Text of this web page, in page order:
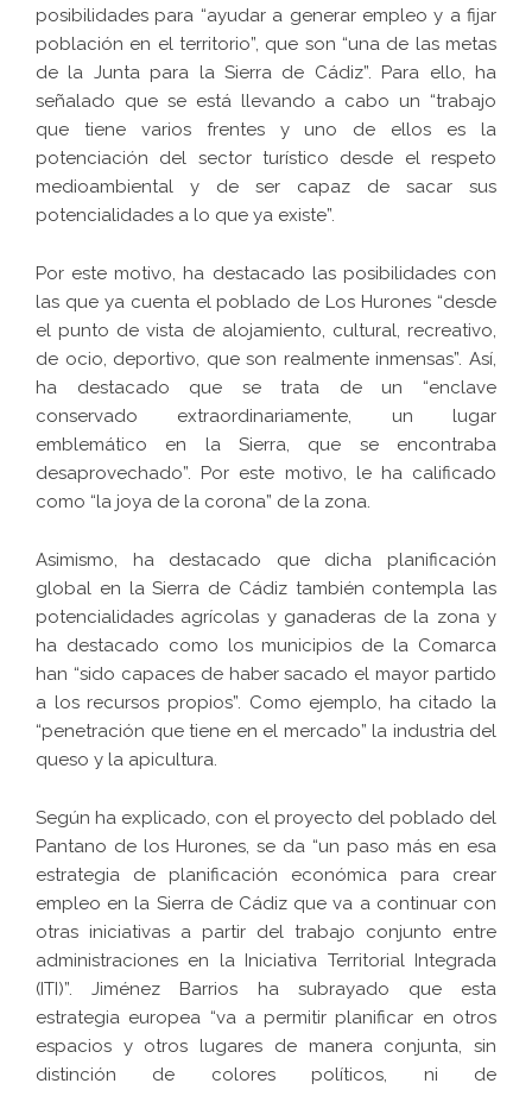
posibilidades para “ayudar a generar empleo y a fijar
población en el territorio”, que son “una de las metas
de la Junta para la Sierra de Cádiz”. Para ello, ha
señalado que se está llevando a cabo un “trabajo
que tiene varios frentes y uno de ellos es la
potenciación del sector turístico desde el respeto
medioambiental y de ser capaz de sacar sus
potencialidades a lo que ya existe”.
Por este motivo, ha destacado las posibilidades con
las que ya cuenta el poblado de Los Hurones “desde
el punto de vista de alojamiento, cultural, recreativo,
de ocio, deportivo, que son realmente inmensas”. Así,
ha destacado que se trata de un “enclave
conservado extraordinariamente, un lugar
emblemático en la Sierra, que se encontraba
desaprovechado”. Por este motivo, le ha calificado
como “la joya de la corona” de la zona.
Asimismo, ha destacado que dicha planificación
global en la Sierra de Cádiz también contempla las
potencialidades agrícolas y ganaderas de la zona y
ha destacado como los municipios de la Comarca
han “sido capaces de haber sacado el mayor partido
a los recursos propios”. Como ejemplo, ha citado la
“penetración que tiene en el mercado” la industria del
queso y la apicultura.
Según ha explicado, con el proyecto del poblado del
Pantano de los Hurones, se da “un paso más en esa
estrategia de planificación económica para crear
empleo en la Sierra de Cádiz que va a continuar con
otras iniciativas a partir del trabajo conjunto entre
administraciones en la Iniciativa Territorial Integrada
(ITI)”. Jiménez Barrios ha subrayado que esta
estrategia europea “va a permitir planificar en otros
espacios y otros lugares de manera conjunta, sin
distinción de colores políticos, ni de